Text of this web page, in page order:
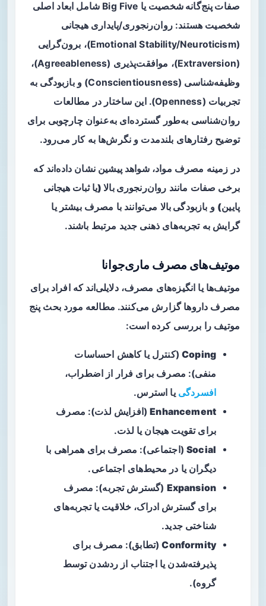
صفات پنج‌گانه شخصیت
یا Big Five شامل ابعاد اصلی
شخصیت هستند: روان‌رنجوری/پایداری هیجانی
(Emotional Stability/Neuroticism)، برون‌گرایی
(Extraversion)، موافقت‌پذیری (Agreeableness)،
وظیفه‌شناسی (Conscientiousness) و بازبودگی به
تجربیات (Openness). این ساختار در مطالعات
روان‌شناسی به‌طور گسترده‌ای به‌عنوان چارچوبی برای
توضیح رفتارهای بلندمدت و نگرش‌ها به کار می‌رود.
در زمینه مصرف مواد، شواهد پیشین نشان داده‌اند که
برخی صفات مانند روان‌رنجوری بالا (یا ثبات هیجانی
پایین) و بازبودگی بالا می‌توانند با مصرف بیشتر یا
گرایش به تجربه‌های ذهنی جدید مرتبط باشند.
موتیف‌های مصرف ماری‌جوانا
موتیف‌ها یا انگیزه‌های مصرف، دلایلی‌اند که افراد برای
مصرف داروها گزارش می‌کنند. مطالعه مورد بحث پنج
موتیف را بررسی کرده است:
Coping(کنترل یا کاهش احساسات
منفی): مصرف برای فرار از اضطراب،
افسردگی یا استرس.
Enhancement(افزایش لذت): مصرف
برای تقویت هیجان یا لذت.
Social(اجتماعی): مصرف برای همراهی با
دیگران یا در محیط‌های اجتماعی.
Expansion (گسترش تجربه): مصرف
برای گسترش ادراک، خلاقیت یا تجربه‌های
شناختی جدید.
Conformity(تطابق): مصرف برای
پذیرفته‌شدن یا اجتناب از ردشدن توسط
گروه).